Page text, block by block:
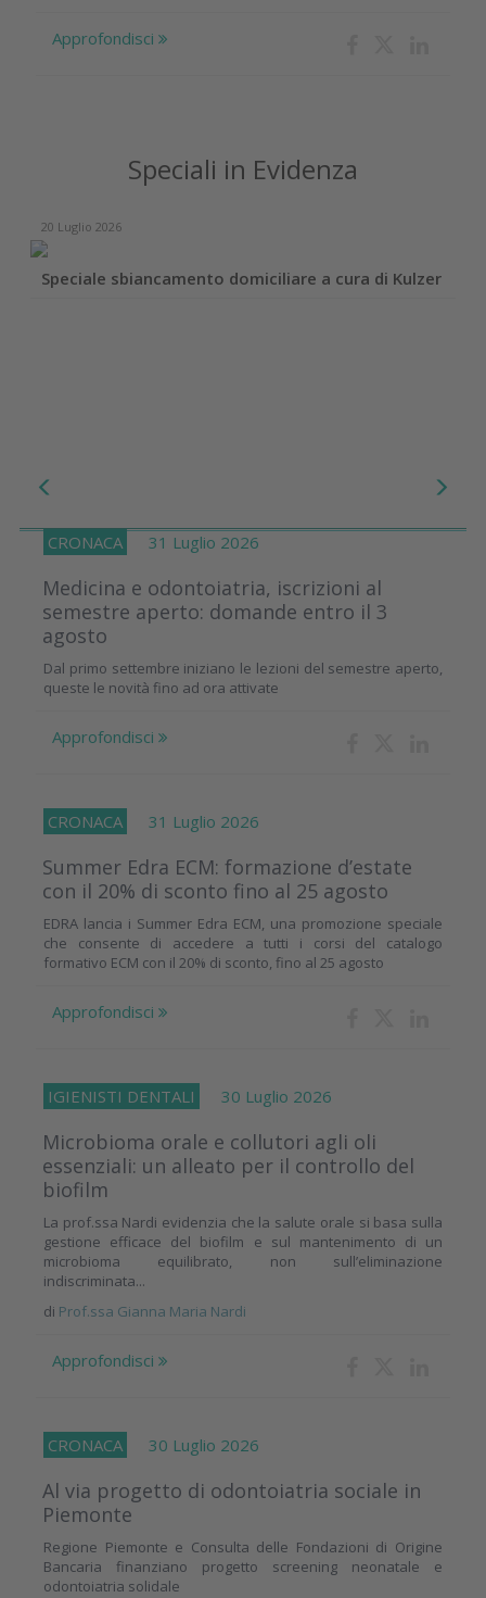
Approfondisci
Speciali in Evidenza
20 Luglio 2026
Speciale sbiancamento domiciliare a cura di Kulzer
CRONACA 31 Luglio 2026
Medicina e odontoiatria, iscrizioni al
semestre aperto: domande entro il 3
agosto
Dal primo settembre iniziano le lezioni del semestre aperto,
queste le novità fino ad ora attivate
Approfondisci
CRONACA 31 Luglio 2026
Summer Edra ECM: formazione d’estate
con il 20% di sconto fino al 25 agosto
EDRA lancia i Summer Edra ECM, una promozione speciale
che consente di accedere a tutti i corsi del catalogo
formativo ECM con il 20% di sconto, fino al 25 agosto
Approfondisci
IGIENISTI DENTALI 30 Luglio 2026
Microbioma orale e collutori agli oli
essenziali: un alleato per il controllo del
biofilm
La prof.ssa Nardi evidenzia che la salute orale si basa sulla
gestione efficace del biofilm e sul mantenimento di un
microbioma equilibrato, non sull’eliminazione
indiscriminata...
di Prof.ssa Gianna Maria Nardi
Approfondisci
CRONACA 30 Luglio 2026
Al via progetto di odontoiatria sociale in
Piemonte
Regione Piemonte e Consulta delle Fondazioni di Origine
Bancaria finanziano progetto screening neonatale e
odontoiatria solidale